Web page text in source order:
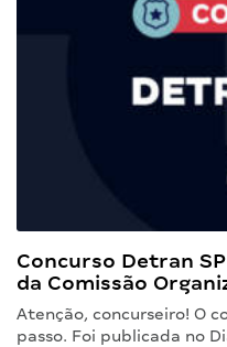
Concurso Detran
da Comissão
Atenção, concurseiro! O
passo. Foi publicada no